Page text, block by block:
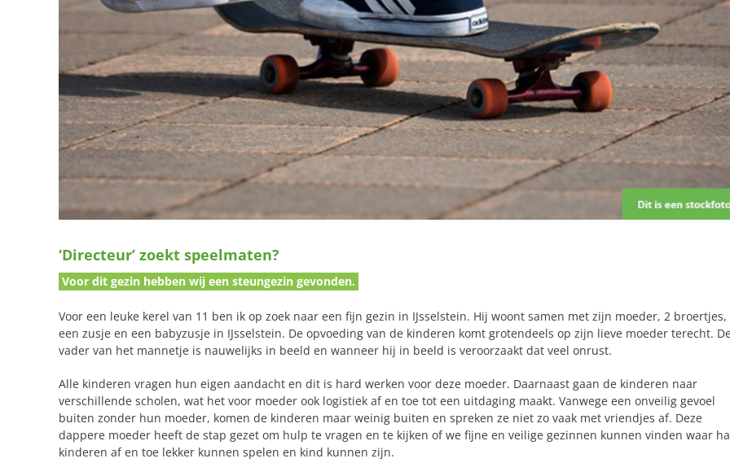
‘Directeur’ zoekt speelmaten?
Voor dit gezin hebben wij een steungezin gevonden.
Voor een leuke kerel van 11 ben ik op zoek naar een fijn gezin in IJsselstein. Hij woont samen met zijn moeder, 2 broertjes,
een zusje en een babyzusje in IJsselstein. De opvoeding van de kinderen komt grotendeels op zijn lieve moeder terecht.
vader van het mannetje is nauwelijks in beeld en wanneer hij in beeld is veroorzaakt dat veel onrust.
Alle kinderen vragen hun eigen aandacht en dit is hard werken voor deze moeder. Daarnaast gaan de kinderen naar
verschillende scholen, wat het voor moeder ook logistiek af en toe tot een uitdaging maakt. Vanwege een onveilig gevoel
buiten zonder hun moeder, komen de kinderen maar weinig buiten en spreken ze niet zo vaak met vriendjes af. Deze
dappere moeder heeft de stap gezet om hulp te vragen en te kijken of we fijne en veilige gezinnen kunnen vinden waar
kinderen af en toe lekker kunnen spelen en kind kunnen zijn.